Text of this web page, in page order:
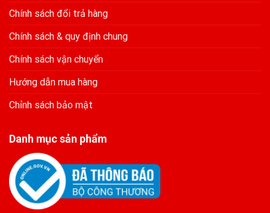
Chính sách đổi trả hàng
Chính sách & quy định chung
Chính sách vận chuyển
Hướng dẫn mua hàng
Chỉnh sách bảo mật
Danh mục sản phẩm